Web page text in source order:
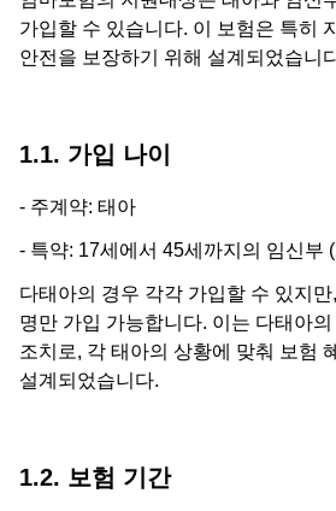
가입할 수 있습니다. 이 보험은 특히
안전을 보장하기 위해 설계되었습니
1.1. 가입 나이
- 주계약: 태아
- 특약: 17세에서 45세까지의 임신부
다태아의 경우 각각 가입할 수 있지
명만 가입 가능합니다. 이는 다태아
조치로, 각 태아의 상황에 맞춰 보험
설계되었습니다.
1.2. 보험 기간